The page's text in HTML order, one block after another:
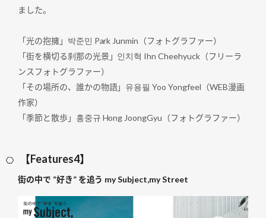
ました。
「光の抱擁」박준민 Park Junmin（フォトグラファー）
「街を横切る刹那の光景」인치혁 Ihn Cheehyuck（フリーラ
ンスフォトグラファー）
「その場所の、誰かの物語」유용필 Yoo Yongfeel（WEB漫画
作家）
「季節と散歩」홍중규 Hong JoongGyu（フォトグラファー）
【Features4】
街の中で “好き” を追う my Subject,my Street